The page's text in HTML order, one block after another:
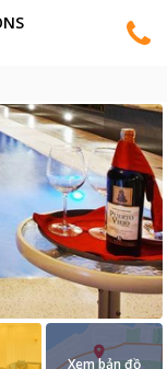
Xem bản đồ